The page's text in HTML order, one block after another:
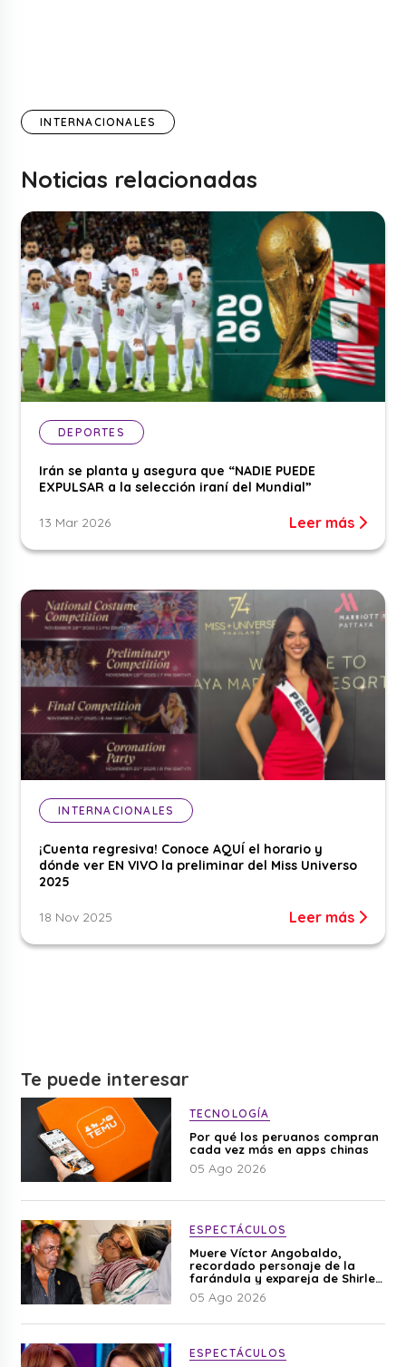
INTERNACIONALES
Noticias relacionadas
DEPORTES
Irán se planta y asegura que “NADIE PUEDE
EXPULSAR a la selección iraní del Mundial”
13 Mar 2026 Leer más
INTERNACIONALES
¡Cuenta regresiva! Conoce AQUÍ el horario y
dónde ver EN VIVO la preliminar del Miss Universo
2025
18 Nov 2025 Leer más
Te puede interesar
TECNOLOGÍA
Por qué los peruanos compran
cada vez más en apps chinas
05 Ago 2026
ESPECTÁCULOS
Muere Víctor Angobaldo,
recordado personaje de la
farándula y expareja de Shirley
Cherres
05 Ago 2026
ESPECTÁCULOS